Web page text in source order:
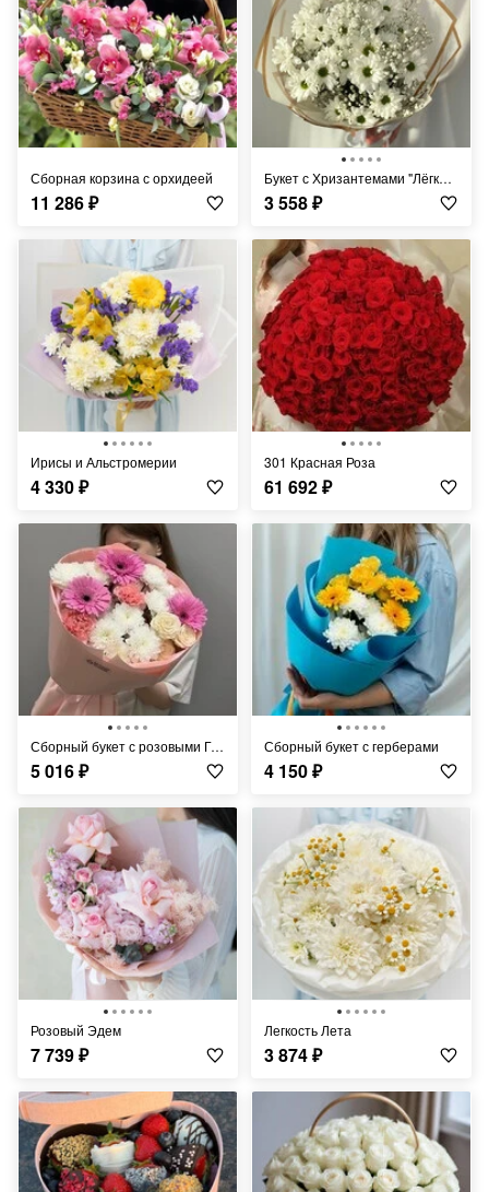
Сборная корзина с орхидеей
11 286₽
Букет с Хризантемами "Лёгкий Ветерок"
3 558₽
Ирисы и Альстромерии
4 330₽
301 Красная Роза
61 692₽
Сборный букет с розовыми Герберами
5 016₽
Сборный букет с герберами
4 150₽
Розовый Эдем
7 739₽
Легкость Лета
3 874₽